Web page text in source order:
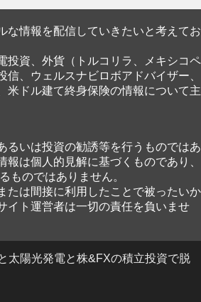
な情報を配信していきたいと考えてお
投資、外貨（トルコリラ、メキシコペ
信、ウェルスナビロボアドバイザー、
米ドル建て終身保険の情報について主
るいは投資の勧誘等を行うものではあ
報は個人的見解に基づくものであり、
ものではありません。
たは間接に利用したことで被ったいか
イト運営者は一切の責任を負いませ
太陽光発電と株&FXの積立投資で脱